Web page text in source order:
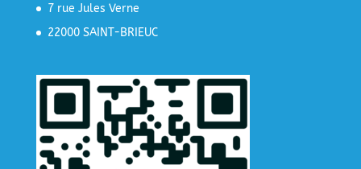
7 rue Jules Verne
22000 SAINT-BRIEUC